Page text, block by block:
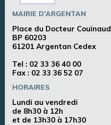
MAIRIE D’ARGENTAN
Place du Docteur Couinaud
BP 60203
61201 Argentan Cedex
Tel : 02 33 36 40 00
Fax : 02 33 36 52 07
HORAIRES
Lundi au vendredi
de 8h30 à 12h
et de 13h30 à 17h30